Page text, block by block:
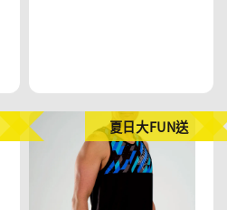
夏日大FUN送